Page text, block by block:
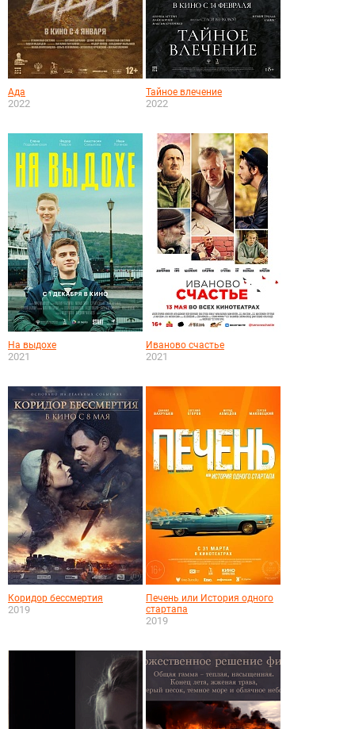
Ада
2022
Тайное влечение
2022
На выдохе
2021
Иваново счастье
2021
Коридор бессмертия
2019
Печень или История одного
стартапа
2019